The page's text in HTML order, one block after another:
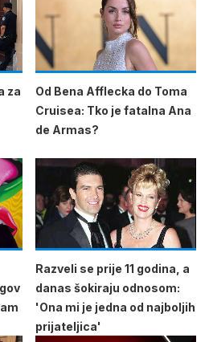
za
Od Bena Afflecka do Toma
Cruisea: Tko je fatalna Ana
de Armas?
Razveli se prije 11 godina, a
danas šokiraju odnosom:
'Ona mi je jedna od najboljih
prijateljica'